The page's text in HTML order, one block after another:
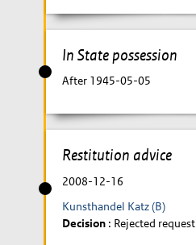
In State possession
After 1945-05-05
Restitution advice
2008-12-16
Kunsthandel Katz (B)
Decision : Rejected request